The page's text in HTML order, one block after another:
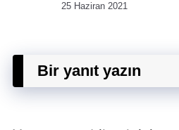
25 Haziran 2021
Bir yanıt yazın